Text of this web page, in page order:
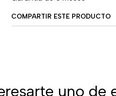
COMPARTIR ESTE PRODUCTO
uno de